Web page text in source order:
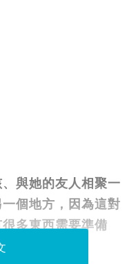
與她的友人相聚一
個地方，因為這對
多東西需要準備